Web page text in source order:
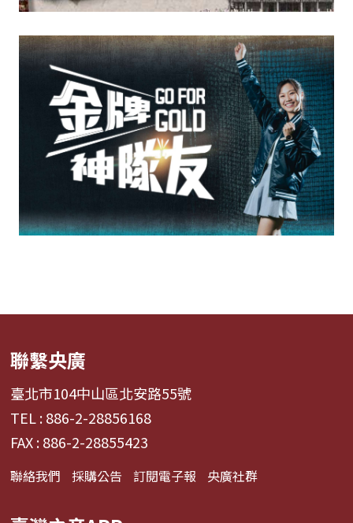
聯繫央廣
臺北市104中山區北安路55號
TEL : 886-2-28856168
FAX : 886-2-28855423
聯絡我們 採購公告 訂閱電子報 央廣社群